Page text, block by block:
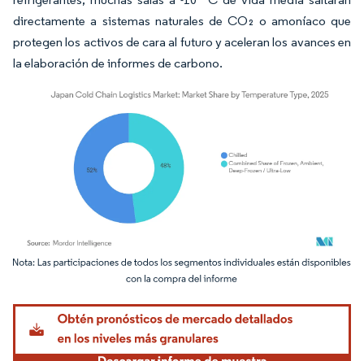
directamente a sistemas naturales de CO₂ o amoníaco que
protegen los activos de cara al futuro y aceleran los avances en
la elaboración de informes de carbono.
Imagen © Mordor Intelligence. El uso requiere atribución según CC BY 4.0.